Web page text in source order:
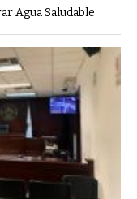
Agua Saludable